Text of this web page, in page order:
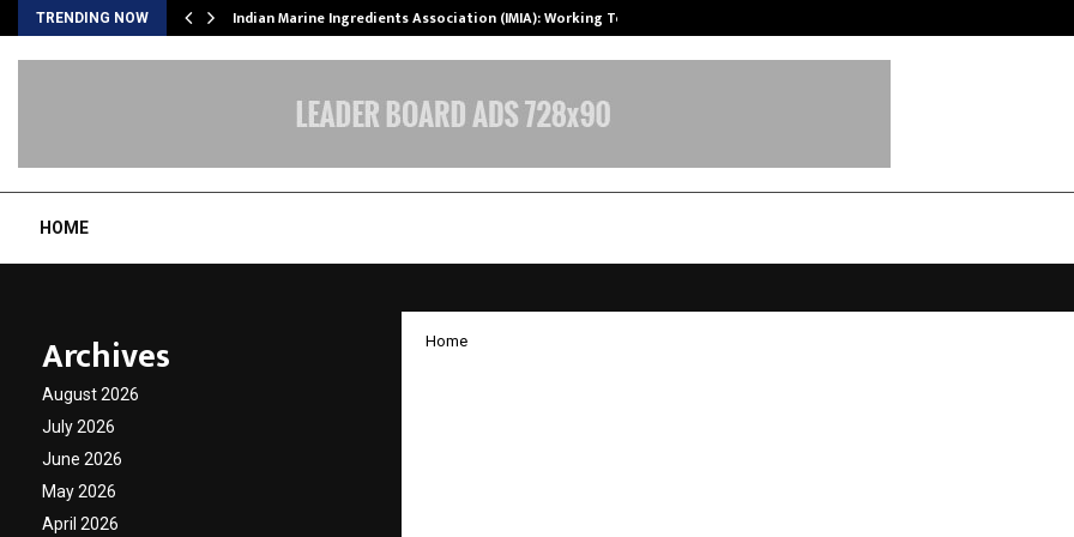
TRENDING NOW Indian Marine Ingredients Association (IMIA): Working Towards…
HOME
Home
Archives
August 2026
July 2026
June 2026
May 2026
April 2026